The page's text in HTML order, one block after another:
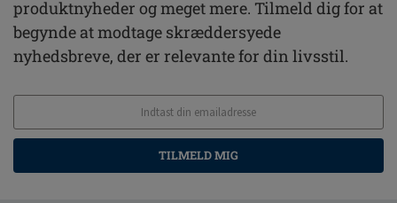
produktnyheder og meget mere. Tilmeld dig for at
begynde at modtage skræddersyede
nyhedsbreve, der er relevante for din livsstil.
TILMELD MIG